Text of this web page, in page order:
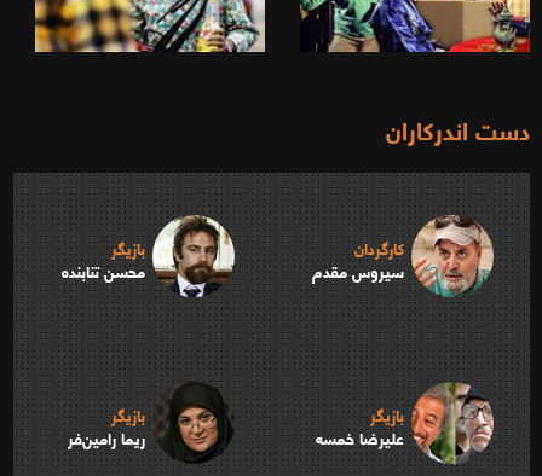
دست اندرکاران
کارگردان
سیروس مقدم
بازیگر
محسن تنابنده
بازیگر
علیرضا خمسه
بازیگر
ریما رامین‌فر